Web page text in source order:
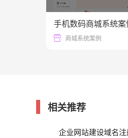
手机数码商城系统案
商城系统案例
相关推荐
企业网站建设域名